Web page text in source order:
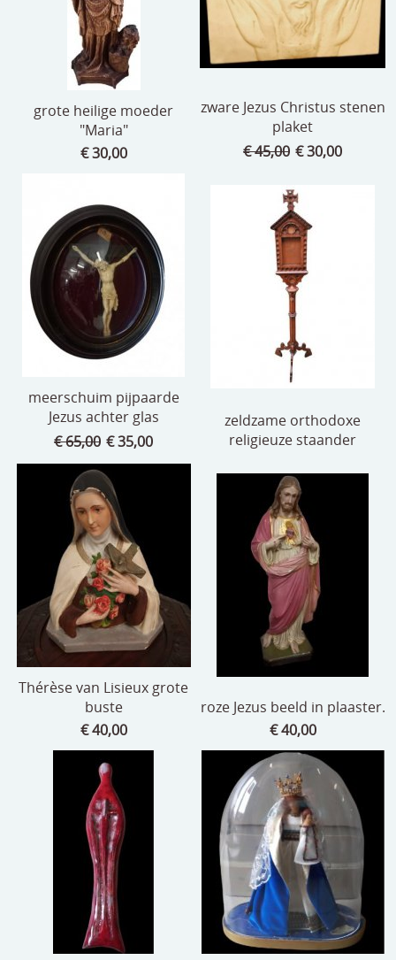
grote heilige moeder
"Maria"
€ 30,00
zware Jezus Christus stenen
plaket
€ 45,00 € 30,00
meerschuim pijpaarde
Jezus achter glas
€ 65,00 € 35,00
zeldzame orthodoxe
religieuze staander
Thérèse van Lisieux grote
buste
€ 40,00
roze Jezus beeld in plaaster.
€ 40,00